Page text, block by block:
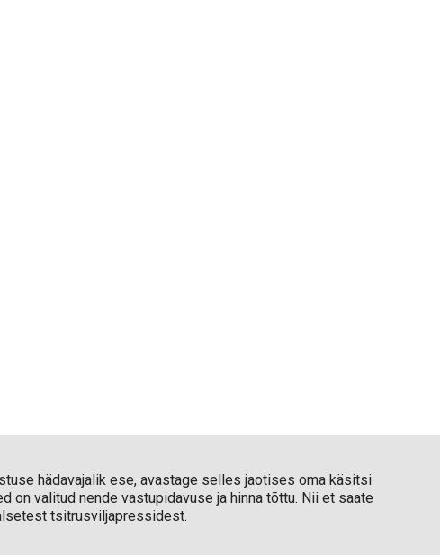
hädavajalik ese, avastage selles jaotises oma käsitsi
valitud nende vastupidavuse ja hinna tõttu. Nii et saate
tsitrusviljapressidest.